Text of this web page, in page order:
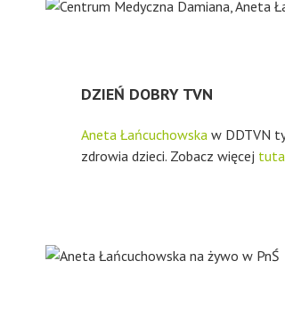
DZIEŃ DOBRY TVN
Aneta Łańcuchowska w DDTVN
zdrowia dzieci. Zobacz więcej